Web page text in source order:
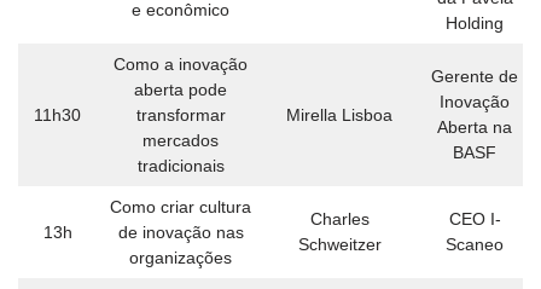
e econômico
Holding
11h30
Como a inovação
aberta pode
transformar
mercados
tradicionais
Mirella Lisboa
Gerente de
Inovação
Aberta na
BASF
13h
Como criar cultura
de inovação nas
organizações
Charles
Schweitzer
CEO I-
Scaneo